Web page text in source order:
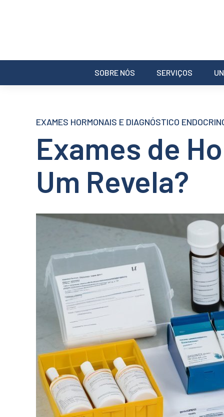
SOBRE NÓS SERVIÇOS
EXAMES HORMONAIS E DIAGNÓSTICO
Exames de
Um Revela?